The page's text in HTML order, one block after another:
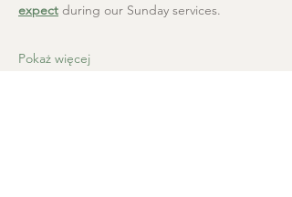
expect during our Sunday services.
Pokaż więcej